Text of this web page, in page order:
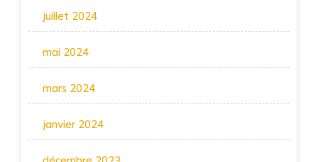
juillet 2024
mai 2024
mars 2024
janvier 2024